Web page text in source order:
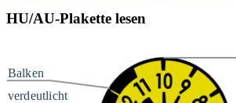
HU/AU-Plakette lesen